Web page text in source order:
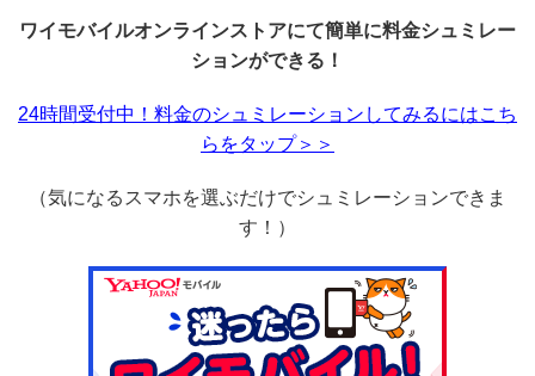
ワイモバイルオンラインストアにて簡単に料金シュミレー
ションができる！
24時間受付中！料金のシュミレーションしてみるにはこち
らをタップ＞＞
（気になるスマホを選ぶだけでシュミレーションできま
す！）